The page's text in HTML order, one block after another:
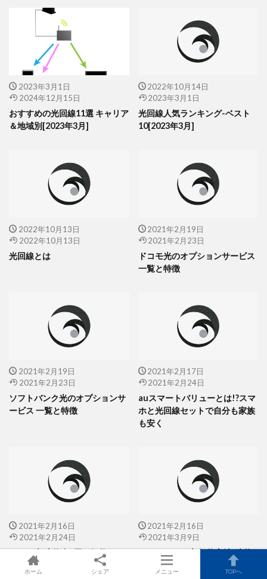
2023年3月1日
2024年12月15日
おすすめの光回線11選 キャリア
＆地域別[2023年3月]
2022年10月14日
2023年3月1日
光回線人気ランキング-ベスト
10[2023年3月]
2022年10月13日
2022年10月13日
光回線とは
2021年2月19日
2021年2月23日
ドコモ光のオプションサービス
一覧と特徴
2021年2月19日
2021年2月23日
ソフトバンク光のオプションサ
ービス 一覧と特徴
2021年2月17日
2021年2月24日
auスマートバリューとは!?スマ
ホと光回線セットで自分も家族
も安く
2021年2月16日
2021年2月24日
ドコモ光 違約金0円で解約する
方法2021年
2021年2月16日
2021年3月9日
ソフトバンク光 解約方法-違約
金0円で解約するまでの流れ-
ホーム シェア メニュー TOPへ